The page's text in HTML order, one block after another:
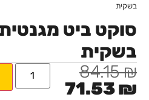
בשקית
בשקית
84.15₪
71.53₪